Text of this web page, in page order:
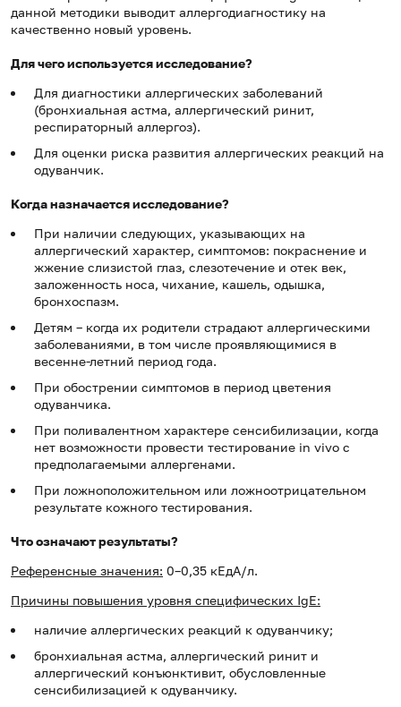
данной методики выводит аллергодиагностику на
качественно новый уровень.
Для чего используется исследование?
Для диагностики аллергических заболеваний
(бронхиальная астма, аллергический ринит,
респираторный аллергоз).
Для оценки риска развития аллергических реакций на
одуванчик.
Когда назначается исследование?
При наличии следующих, указывающих на
аллергический характер, симптомов: покраснение и
жжение слизистой глаз, слезотечение и отек век,
заложенность носа, чихание, кашель, одышка,
бронхоспазм.
Детям – когда их родители страдают аллергическими
заболеваниями, в том числе проявляющимися в
весенне-летний период года.
При обострении симптомов в период цветения
одуванчика.
При поливалентном характере сенсибилизации, когда
нет возможности провести тестирование in vivo с
предполагаемыми аллергенами.
При ложноположительном или ложноотрицательном
результате кожного тестирования.
Что означают результаты?
Референсные значения: 0–0,35 кЕдА/л.
Причины повышения уровня специфических IgE:
наличие аллергических реакций к одуванчику;
бронхиальная астма, аллергический ринит и
аллергический конъюнктивит, обусловленные
сенсибилизацией к одуванчику.